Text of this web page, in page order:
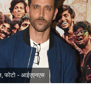
फोटो - आईएएनएस